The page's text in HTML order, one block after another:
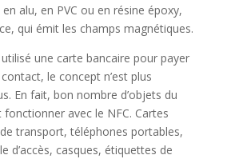
alu, en PVC ou en résine époxy,
qui émit les champs magnétiques.
une carte bancaire pour payer
le concept n’est plus
En fait, bon nombre d’objets du
avec le NFC. Cartes
transport, téléphones portables,
d’accès, casques, étiquettes de